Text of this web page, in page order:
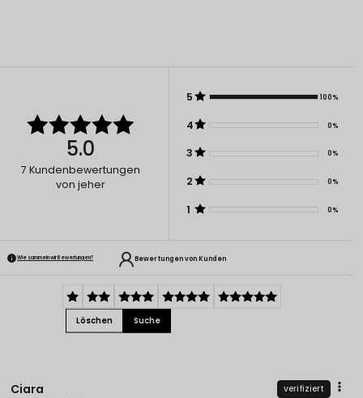
5.0
7 Kundenbewertungen
von jeher
5 100%
4 0%
3 0%
2 0%
1 0%
Wie sammeln wir Bewertungen? Bewertungen von Kunden
Löschen Suche
Ciara verifiziert